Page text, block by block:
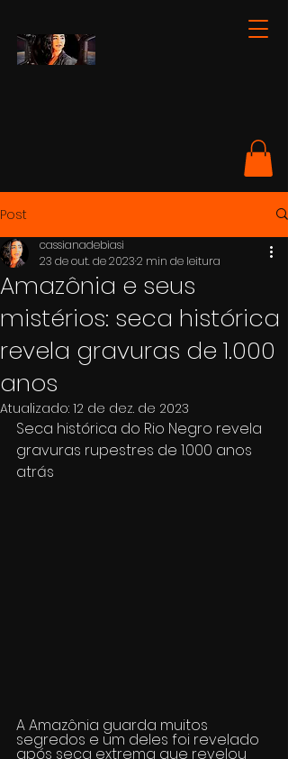
Post
Amazônia e seus
mistérios: seca histórica
revela gravuras de 1.000
anos
cassianadebiasi
23 de out. de 20232 min de leitura
Atualizado: 12 de dez. de 2023
Seca histórica do Rio Negro revela
gravuras rupestres de 1.000 anos
atrás
A Amazônia guarda muitos
segredos e um deles foi revelado
após seca extrema que revelou